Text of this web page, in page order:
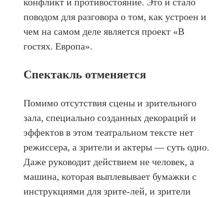
поводом для разговора о том, как устроен и
чем на самом деле является проект «В
гостях. Европа».
Спектакль отменяется
Помимо отсутствия сцены и зрительного
зала, специально созданных декораций и
эффектов в этом театральном тексте нет
режиссера, а зрители и актеры — суть одно.
Даже руководит действием не человек, а
машина, которая выплевывает бумажки с
инструкциями для зрите-лей, и зрители